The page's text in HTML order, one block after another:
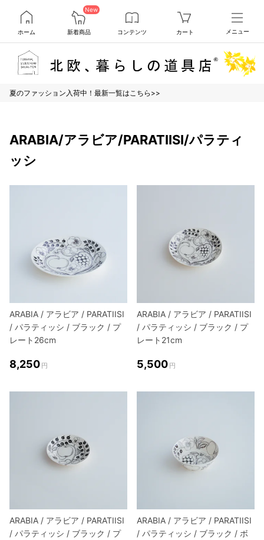
ホーム
New
新着商品 コンテンツ カート メニュー
夏のファッション入荷中！最新一覧はこちら>>
ARABIA/アラビア/PARATIISI/パラティ
ッシ
ARABIA / アラビア / PARATIISI
/ パラティッシ / ブラック / プ
レート26cm
8,250 円
ARABIA / アラビア / PARATIISI
/ パラティッシ / ブラック / プ
レート21cm
5,500 円
ARABIA / アラビア / PARATIISI
/ パラティッシ / ブラック / プ
ARABIA / アラビア / PARATIISI
/ パラティッシ / ブラック / ボ